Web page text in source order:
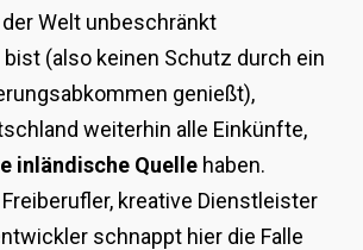
Welt unbeschränkt
(also keinen Schutz durch ein
genießt),
weiterhin alle Einkünfte,
inländische Quellehaben.
kreative Dienstleister
schnappt hier die Falle